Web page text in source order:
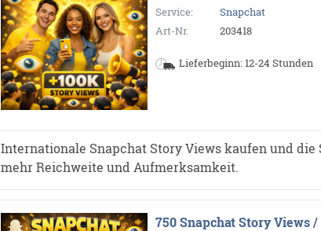
Service:
Snapchat
Art-Nr.
203418
Lieferbeginn: 12-24 Stunden
Internationale Snapchat Story Views kaufen und
mehr Reichweite und Aufmerksamkeit.
750 Snapchat Story Views